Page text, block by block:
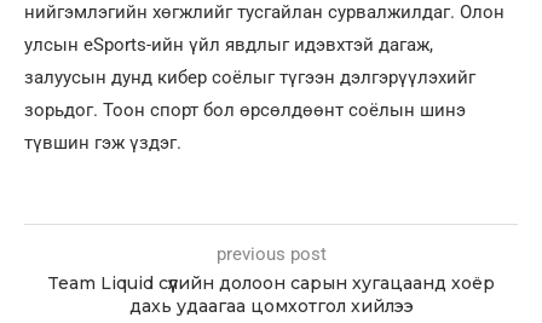
нийгэмлэгийн хөгжлийг тусгайлан сурвалжилдаг. Олон
улсын eSports-ийн үйл явдлыг идэвхтэй дагаж,
залуусын дунд кибер соёлыг түгээн дэлгэрүүлэхийг
зорьдог. Тоон спорт бол өрсөлдөөнт соёлын шинэ
түвшин гэж үздэг.
previous post
Team Liquid сүүлийн долоон сарын хугацаанд хоёр
дахь удаагаа цомхотгол хийлээ